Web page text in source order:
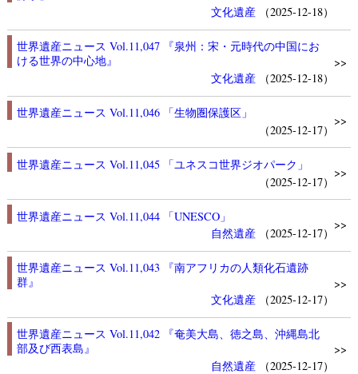
文化遺産
（2025-12-18）
世界遺産ニュース Vol.11,047 『泉州：宋・元時代の中国にお
ける世界の中心地』
文化遺産
（2025-12-18）
>>
世界遺産ニュース Vol.11,046 「生物圏保護区」
（2025-12-17）
>>
世界遺産ニュース Vol.11,045 「ユネスコ世界ジオパーク」
（2025-12-17）
>>
世界遺産ニュース Vol.11,044 「UNESCO」
自然遺産
（2025-12-17）
>>
世界遺産ニュース Vol.11,043 『南アフリカの人類化石遺跡
群』
文化遺産
（2025-12-17）
>>
世界遺産ニュース Vol.11,042 『奄美大島、徳之島、沖縄島北
部及び西表島』
自然遺産
（2025-12-17）
>>